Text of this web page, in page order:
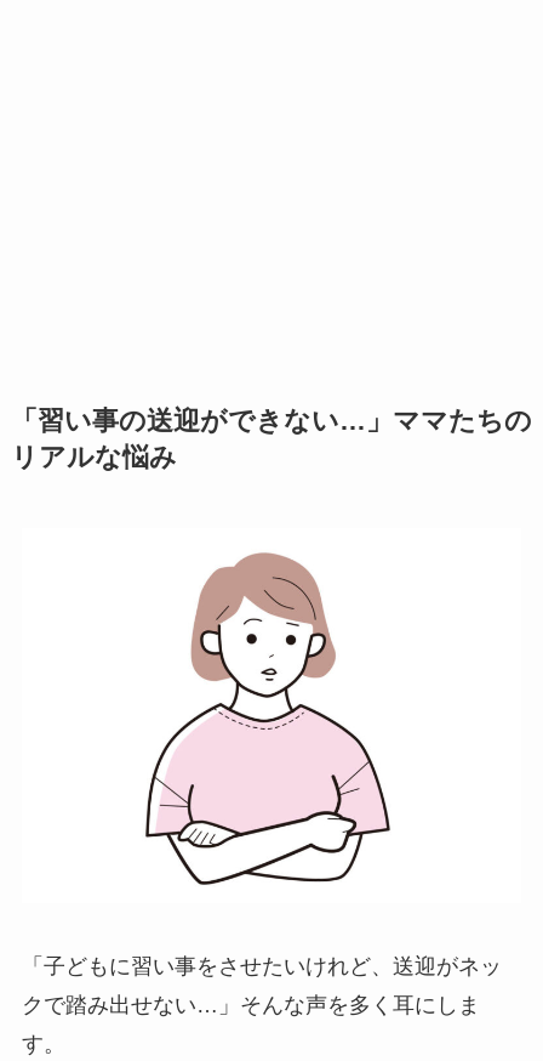
「習い事の送迎ができない…」ママたちの
リアルな悩み
「子どもに習い事をさせたいけれど、送迎がネッ
クで踏み出せない…」そんな声を多く耳にしま
す。